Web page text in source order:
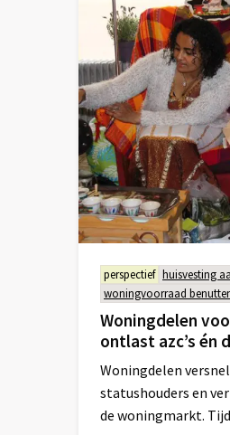
perspectief huisvesting
woningvoorraad
Woningdelen
ontlast azc’s én
Woningdelen
statushouders en
de woningmarkt.